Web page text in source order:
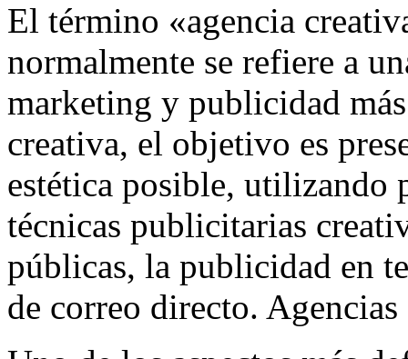
El término «agencia
normalmente se refiere a
marketing y publicidad
creativa, el objetivo es
estética posible, utilizando
técnicas publicitarias
públicas, la publicidad en
de correo directo.